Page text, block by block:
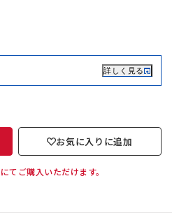
詳しく見る
お気に入りに追加
てご購入いただけます。